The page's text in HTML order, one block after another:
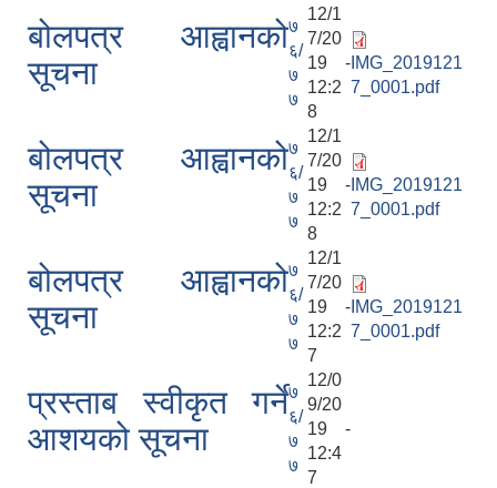
बोलपत्र आह्वानको
सूचना
७
६/
७
७
12/1
7/20
19 -
12:2
8
IMG_2019121
7_0001.pdf
बोलपत्र आह्वानको
सूचना
७
६/
७
७
12/1
7/20
19 -
12:2
8
IMG_2019121
7_0001.pdf
बोलपत्र आह्वानको
सूचना
७
६/
७
७
12/1
7/20
19 -
12:2
7
IMG_2019121
7_0001.pdf
प्रस्ताब स्वीकृत गर्ने
आशयको सूचना
७
६/
७
७
12/0
9/20
19 -
12:4
7